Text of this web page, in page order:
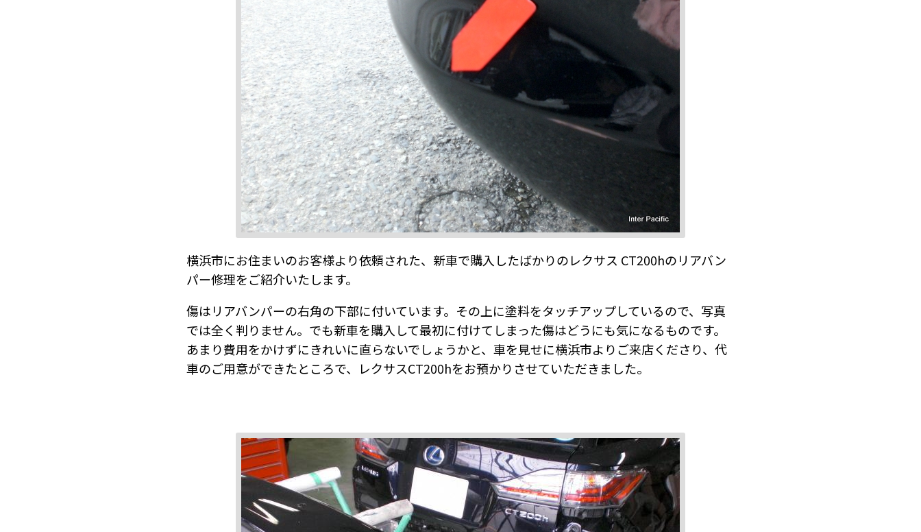
横浜市にお住まいのお客様より依頼された、新車で購入したばかりのレクサス CT200hのリアバン
パー修理をご紹介いたします。
傷はリアバンパーの右角の下部に付いています。その上に塗料をタッチアップしているので、写真
では全く判りません。でも新車を購入して最初に付けてしまった傷はどうにも気になるものです。
あまり費用をかけずにきれいに直らないでしょうかと、車を見せに横浜市よりご来店くださり、代
車のご用意ができたところで、レクサスCT200hをお預かりさせていただきました。